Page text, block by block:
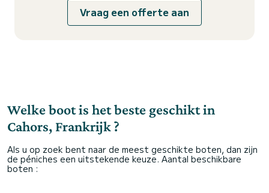
Vraag een offerte aan
Welke boot is het beste geschikt in
Cahors, Frankrijk ?
Als u op zoek bent naar de meest geschikte boten, dan zijn
de péniches een uitstekende keuze. Aantal beschikbare
boten :